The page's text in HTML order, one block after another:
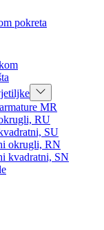
pokreta
MR
RU
SU
okrugli, RN
kvadratni, SN